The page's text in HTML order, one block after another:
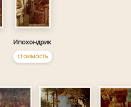
Ипохондрик
СТОИМОСТЬ